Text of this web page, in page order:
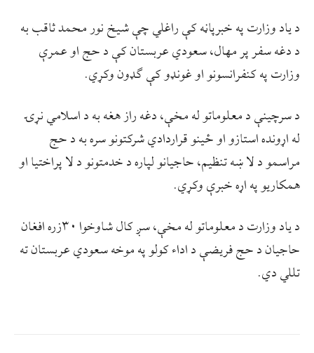
د یاد وزارت په خبرپاڼه کې راغلي چې شیخ نور محمد ثاقب به
د دغه سفر پر مهال، سعودي عربستان کې د حج او عمرې
وزارت په کنفرانسونو او غونډو کې ګډون وکړي.
د سرچينې د معلوماتو له مخې، دغه راز هغه به د اسلامي نړۍ
له اړونده استازو او ځینو قراردادي شرکتونو سره به د حج
مراسمو د لا ښه تنظیم، حاجیانو لپاره د خدمتونو د لا پراختیا او
همکاریو په اړه خبرې وکړي.
د یاد وزارت د معلوماتو له مخې، سږ کال شاوخوا ٣٠زره افغان
حاجیان د حج فریضې د اداء کولو په موخه سعودي عربستان ته
تللي دي.